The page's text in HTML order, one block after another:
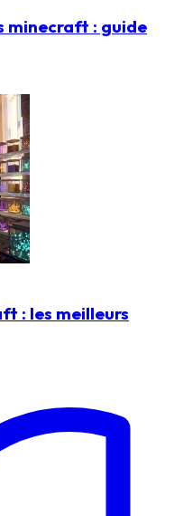
minecraft : guide
: les meilleurs